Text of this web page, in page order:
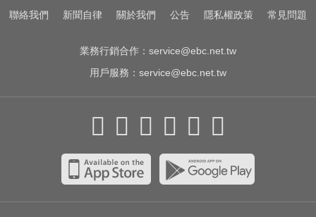
後悔讓Lulu嫁給陳漢典！Lu爸落淚
聯絡我們 新聞自律 關於我們 公告 隱私權政策 常見問題
業務行銷合作： service@ebc.net.tw
用戶服務： service@ebc.net.tw